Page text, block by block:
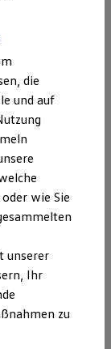
Nutzfahrzeuge
überwinden
Volkswagen
Auto sparen
5,1 l.
die
und auf
wie Sie
unserer
Ihr
zu